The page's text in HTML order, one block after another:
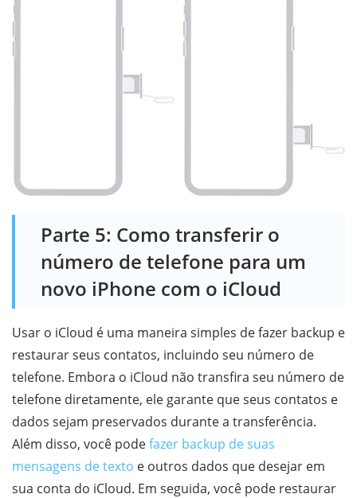
Parte 5: Como transferir o
número de telefone para um
novo iPhone com o iCloud
Usar o iCloud é uma maneira simples de fazer backup e
restaurar seus contatos, incluindo seu número de
telefone. Embora o iCloud não transfira seu número de
telefone diretamente, ele garante que seus contatos e
dados sejam preservados durante a transferência.
Além disso, você podefazer backup de suas
mensagens de texto e outros dados que desejar em
sua conta do iCloud. Em seguida, você pode restaurar